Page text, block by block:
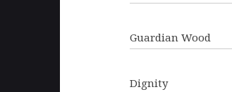
Guardian Wood
Dignity